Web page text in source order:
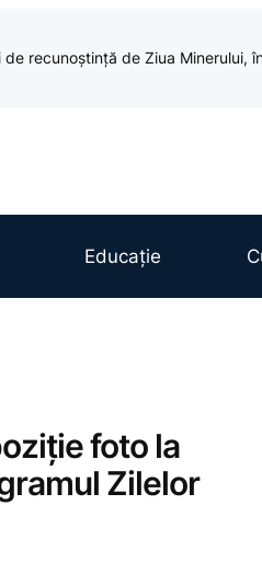
de recunoștință de Ziua Minerului,
Educație
foto la
Zilelor